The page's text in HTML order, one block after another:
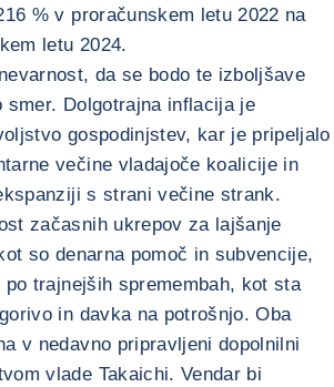
% v proračunskem letu 2022 na
letu 2024.
da se bodo te izboljšave
smer. Dolgotrajna inflacija je
gospodinjstev, kar je pripeljalo
večine vladajoče koalicije in
s strani večine strank.
začasnih ukrepov za lajšanje
so denarna pomoč in subvencije,
trajnejših spremembah, kot sta
in davka na potrošnjo. Oba
v nedavno pripravljeni dopolnilni
vlade Takaichi. Vendar bi